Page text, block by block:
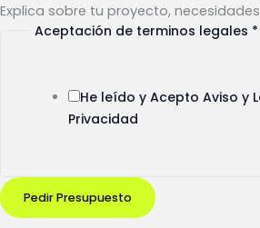
Explica sobre tu proyecto,
legalesAceptación de terminos legales *
He leído y Acepto Aviso y
Privacidad
Pedir Presupuesto